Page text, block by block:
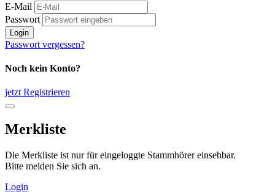
E-Mail
Passwort
Login
Passwort vergessen?
Noch kein Konto?
jetzt Registrieren
Merkliste
Die Merkliste ist nur für eingeloggte Stammhörer einsehbar.
Bitte melden Sie sich an.
Login